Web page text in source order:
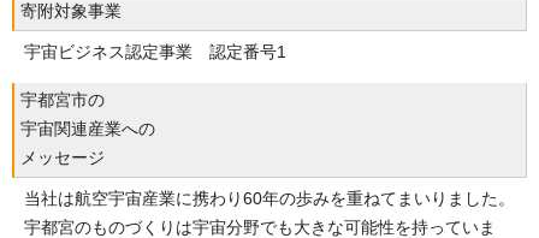
寄附対象事業
宇宙ビジネス認定事業 認定番号1
宇都宮市の
宇宙関連産業への
メッセージ
当社は航空宇宙産業に携わり60年の歩みを重ねてまいりました。
宇都宮のものづくりは宇宙分野でも大きな可能性を持っていま